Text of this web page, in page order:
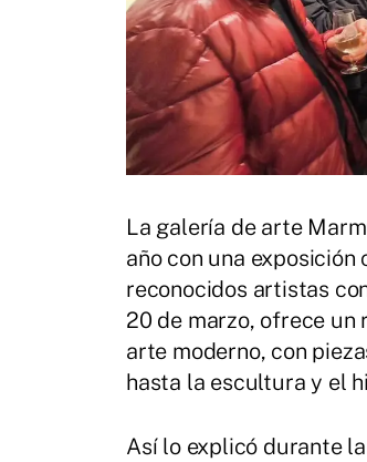
La galería de arte
año con una
reconocidos artistas
20 de marzo, ofrece
arte moderno, con
hasta la escultura y el
Así lo explicó durante